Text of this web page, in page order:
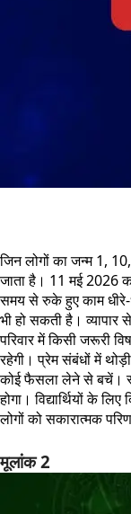
जिन लोगों का जन्म 1,
जाता है। 11 मई 2026
समय से रुके हुए काम
भी हो सकती है।
परिवार में किसी जरूरी
रहेगी। प्रेम संबंधों में
कोई फैसला लेने से बचें।
होगा। विद्यार्थियों के
लोगों को सकारात्मक
मूलांक 2